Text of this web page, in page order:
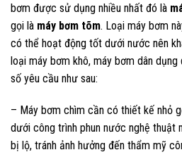
bơm được sử dụng nhiều nhất đó là
gọi là máy bơm tõm. Loại máy bơm
có thể hoạt động tốt dưới nước nên
loại máy bơm khô, máy bơm dân
số yêu cầu như sau:
– Máy bơm chìm cần có thiết kế nhỏ
dưới công trình phun nước nghệ thuật
bị lộ, tránh ảnh hưởng đến thẩm mỹ